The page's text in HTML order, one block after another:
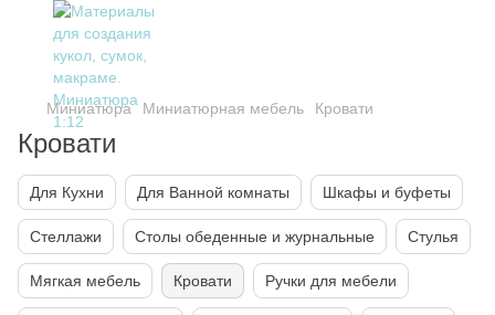
Миниатюра Миниатюрная мебель Кровати
Кровати
Для Кухни Для Ванной комнаты Шкафы и буфеты
Стеллажи Столы обеденные и журнальные Стулья
Мягкая мебель Кровати Ручки для мебели